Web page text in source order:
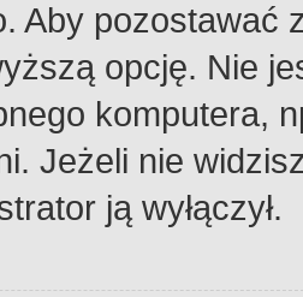
Aby pozostawać
opcję. Nie
komputera,
Jeżeli nie
ją wyłączył.